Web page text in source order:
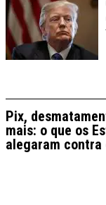
Pix,
mais: o que os
alegaram contra